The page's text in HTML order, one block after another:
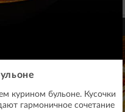
590 "
курином бульоне. Кусочки
гармоничное сочетание